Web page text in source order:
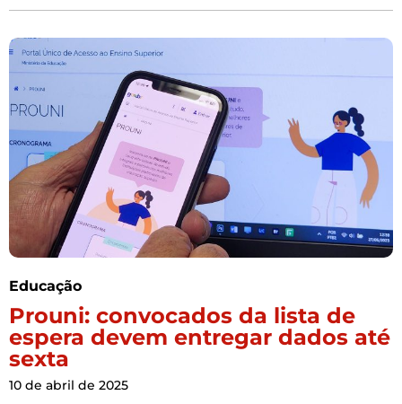
Educação
Prouni: convocados da lista de
espera devem entregar dados até
sexta
10 de abril de 2025